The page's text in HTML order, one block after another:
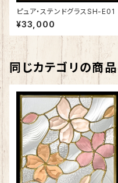
ピュア・ステンドグラスSH-E01
¥33,000
同じカテゴリの商品